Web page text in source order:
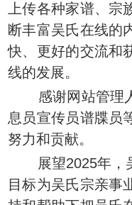
上传各种家谱、
断丰富吴氏在线的
快、更好的交流和
线的发展。
感谢网站管理人
息员宣传员谱牒员
努力和贡献。
展望2025年，吴
目标为吴氏宗亲事